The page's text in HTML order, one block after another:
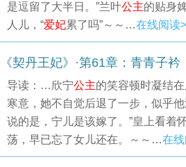
是逗留了大半日。”兰叶公主的贴身
人儿，“爱妃累了吗”～～…在线阅读
《契丹王妃》·第61章：青青子衿
导读：…欣宁公主的笑容顿时凝结
寒意，她不自觉后退了一步，似乎他
说的是，宁儿是该嫁了。”皇上看着
荡，早已忘了女儿还在。～～…在